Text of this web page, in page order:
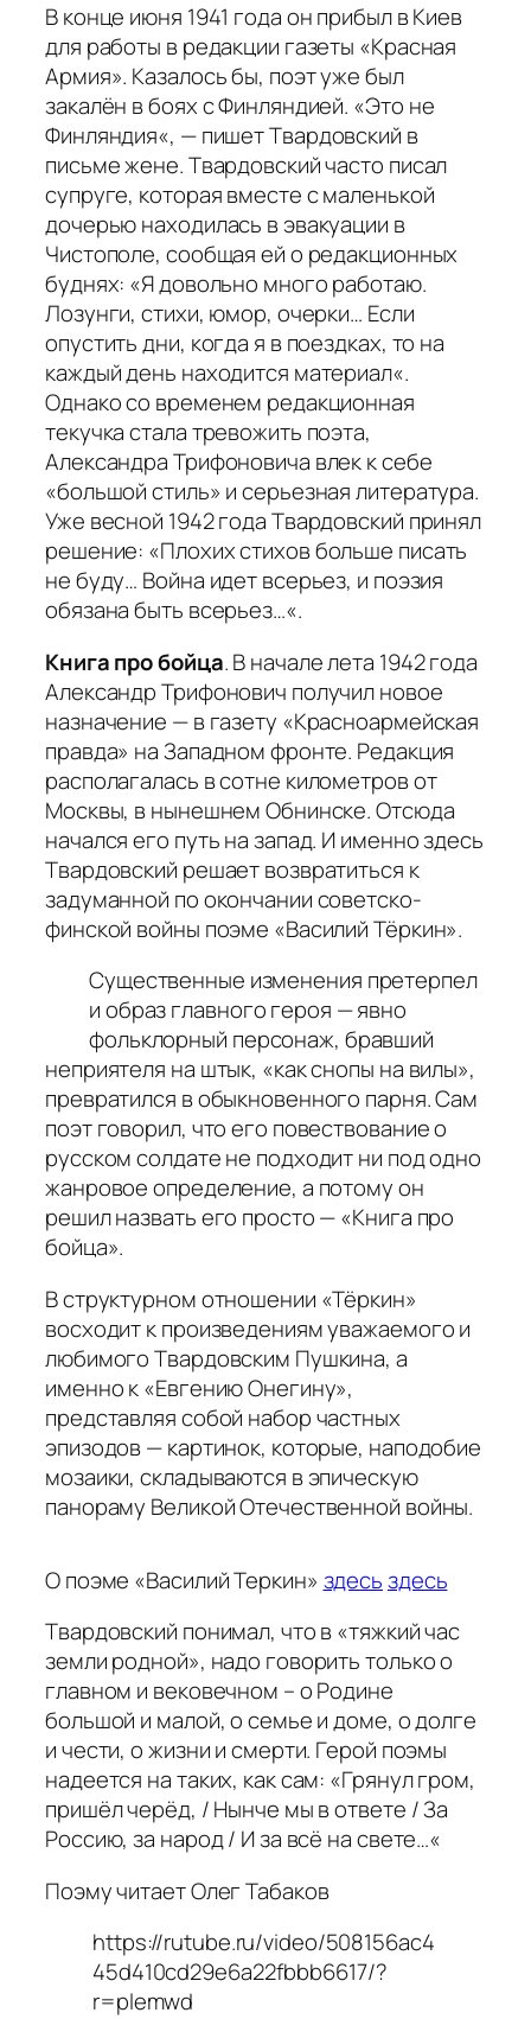
В конце июня 1941 года он прибыл в Киев
для работы в редакции газеты «Красная
Армия». Казалось бы, поэт уже был
закалён в боях с Финляндией. «Это не
Финляндия«, — пишет Твардовский в
письме жене. Твардовский часто писал
супруге, которая вместе с маленькой
дочерью находилась в эвакуации в
Чистополе, сообщая ей о редакционных
буднях: «Я довольно много работаю.
Лозунги, стихи, юмор, очерки… Если
опустить дни, когда я в поездках, то на
каждый день находится материал«.
Однако со временем редакционная
текучка стала тревожить поэта,
Александра Трифоновича влек к себе
«большой стиль» и серьезная литература.
Уже весной 1942 года Твардовский принял
решение: «Плохих стихов больше писать
не буду… Война идет всерьез, и поэзия
обязана быть всерьез…«.
Книга про бойца. В начале лета 1942 года
Александр Трифонович получил новое
назначение — в газету «Красноармейская
правда» на Западном фронте. Редакция
располагалась в сотне километров от
Москвы, в нынешнем Обнинске. Отсюда
начался его путь на запад. И именно здесь
Твардовский решает возвратиться к
задуманной по окончании советско-
финской войны поэме «Василий Тёркин».
Существенные изменения претерпел
и образ главного героя — явно
фольклорный персонаж, бравший
неприятеля на штык, «как снопы на вилы»,
превратился в обыкновенного парня. Сам
поэт говорил, что его повествование о
русском солдате не подходит ни под одно
жанровое определение, а потому он
решил назвать его просто — «Книга про
бойца».
В структурном отношении «Тёркин»
восходит к произведениям уважаемого и
любимого Твардовским Пушкина, а
именно к «Евгению Онегину»,
представляя собой набор частных
эпизодов — картинок, которые, наподобие
мозаики, складываются в эпическую
панораму Великой Отечественной войны.
О поэме «Василий Теркин» здесьздесь
Твардовский понимал, что в «тяжкий час
земли родной», надо говорить только о
главном и вековечном – о Родине
большой и малой, о семье и доме, о долге
и чести, о жизни и смерти. Герой поэмы
надеется на таких, как сам: «Грянул гром,
пришёл черёд, / Нынче мы в ответе / За
Россию, за народ / И за всё на свете…«
Поэму читает Олег Табаков
https://rutube.ru/video/508156ac4
45d410cd29e6a22fbbb6617/?
r=plemwd